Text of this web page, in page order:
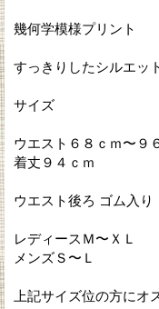
幾何学模様プリント
すっきりしたシルエッ
サイズ
ウエスト６８ｃｍ〜９
着丈９４ｃｍ
ウエスト後ろ ゴム入り
レディースＭ〜ＸＬ
メンズＳ〜Ｌ
上記サイズ位の方にオ